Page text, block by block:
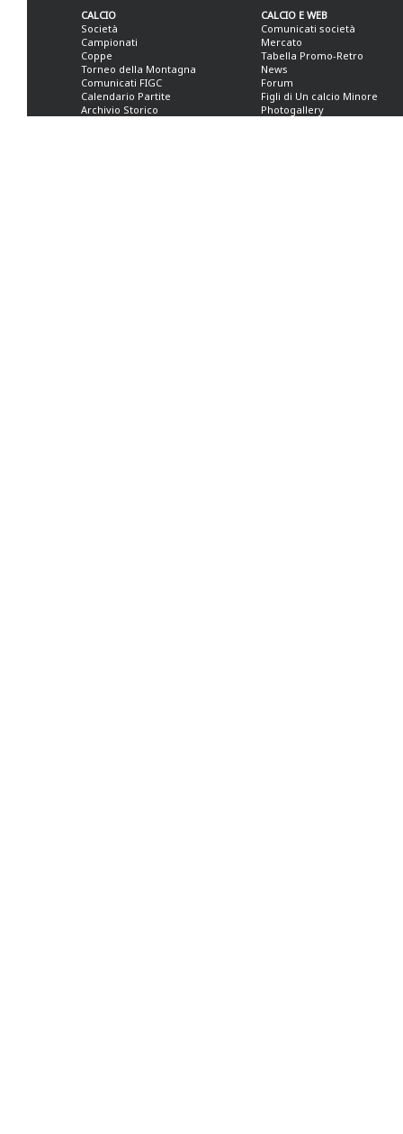
CALCIO
Società
Campionati
Coppe
Torneo della Montagna
Comunicati FIGC
Calendario Partite
Archivio Storico
CALCIO E WEB
Comunicati società
Mercato
Tabella Promo-Retro
News
Forum
Figli di Un calcio Minore
Photogallery